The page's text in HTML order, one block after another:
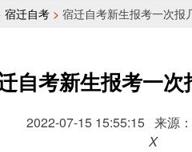
宿迁自考 > 宿迁自考新生报考一次报
自考新生报考一次
2022-07-15 15:55:15 来源
X